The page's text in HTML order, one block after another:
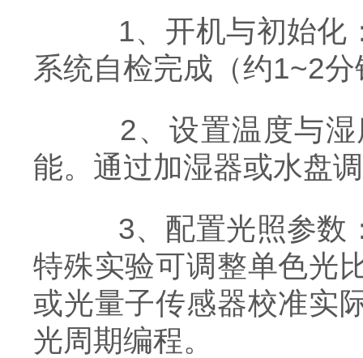
1、开机与初始化：
系统自检完成（约1~2
2、设置温度与湿
能。通过加湿器或水盘
3、配置光照参数：
特殊实验可调整单色光
或光量子传感器校准实
光周期编程。